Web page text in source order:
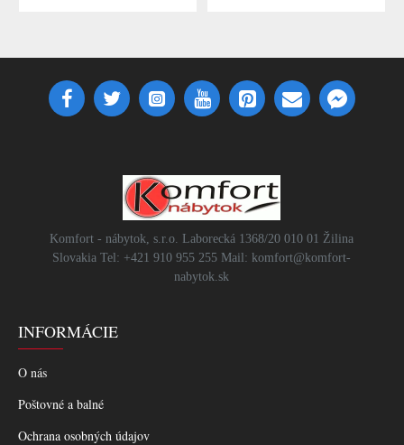
Komfort - nábytok, s.r.o. Laborecká 1368/20 010 01 Žilina
Slovakia Tel: +421 910 955 255 Mail: komfort@komfort-
nabytok.sk
INFORMÁCIE
O nás
Poštovné a balné
Ochrana osobných údajov